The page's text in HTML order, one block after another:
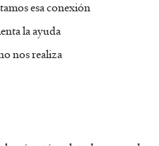
esa conexión
la ayuda
nos realiza